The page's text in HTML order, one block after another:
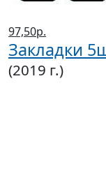
97,50р.
Закладки
(2019 г.)